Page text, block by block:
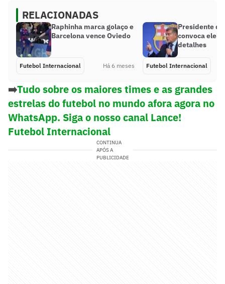
RELACIONADAS
Raphinha marca golaço e
Barcelona vence Oviedo
Futebol Internacional Há 6 meses
Presidente
convoca
detalhes
Futebol Internacional
➡️Tudo sobre os maiores times e as grandes
estrelas do futebol no mundo afora agora no
WhatsApp. Siga o nosso canal Lance!
Futebol Internacional
CONTINUA
APÓS A
PUBLICIDADE